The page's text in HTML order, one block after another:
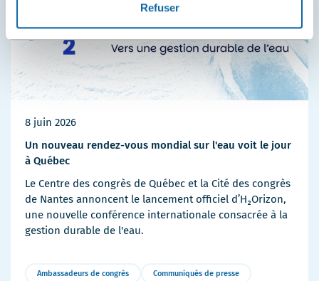
Refuser
8 juin 2026
Un nouveau rendez-vous mondial sur l'eau voit le jour
à Québec
Le Centre des congrès de Québec et la Cité des congrès
de Nantes annoncent le lancement officiel d’H₂Orizon,
une nouvelle conférence internationale consacrée à la
gestion durable de l'eau.
Ambassadeurs de congrès Communiqués de presse